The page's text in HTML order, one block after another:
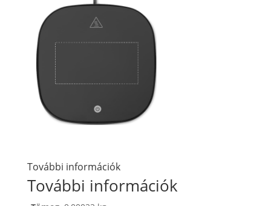
További információk
További információk